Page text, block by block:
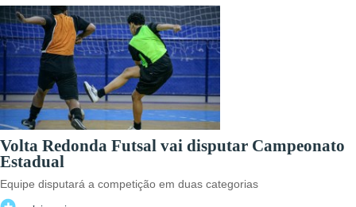
Volta Redonda Futsal vai disputar Campeonato
Estadual
Equipe disputará a competição em duas categorias